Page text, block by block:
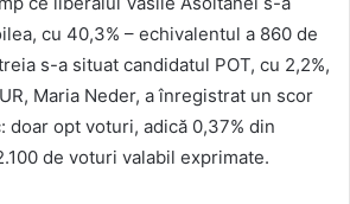
cu 40,3% – echivalentul a 860 de
s-a situat candidatul POT, cu 2,2%,
Maria Neder, a înregistrat un scor
doar opt voturi, adică 0,37% din
de voturi valabil exprimate.